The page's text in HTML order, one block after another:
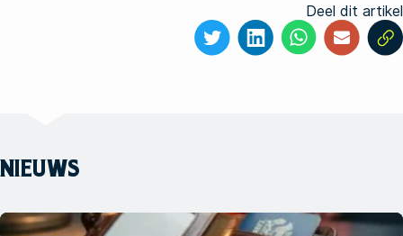
Deel dit artikel
NIEUWS